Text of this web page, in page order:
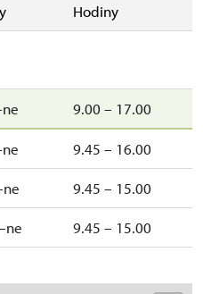
Hodiny
9.00 – 17.00
9.45 – 16.00
9.45 – 15.00
9.45 – 15.00